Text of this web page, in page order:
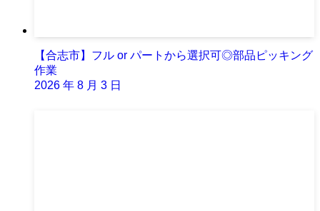
【合志市】フル or パートから選択可◎部品ピッキング
作業
2026 年 8 月 3 日